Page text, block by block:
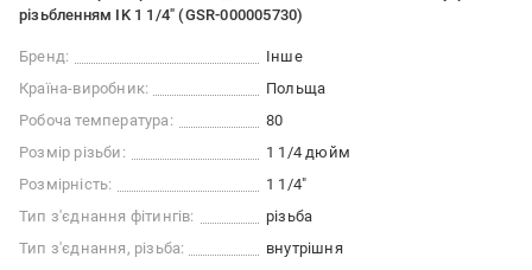
різьбленням IK 1 1/4" (GSR-000005730)
Бренд:
Інше
Країна-виробник:
Польща
Робоча температура:
80
Розмір різьби:
1 1/4 дюйм
Розмірність:
1 1/4″
Тип з'єднання фітингів:
різьба
Тип з'єднання, різьба:
внутрішня